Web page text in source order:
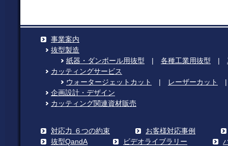
事業案内
抜型製造
紙器・ダンボール用抜型 | 各種工業用抜型 |
カッティングサービス
ウォータージェットカット
| レーザーカット
企画設計・デザイン
カッティング関連資材販売
対応力 ６つの約束
お客様対応事例
抜型QandA
ビデオライブラリー